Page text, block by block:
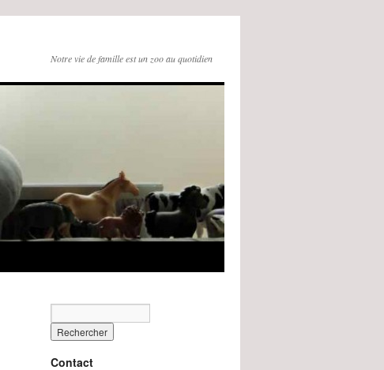
Notre vie de famille est un zoo au quotidien
Contact